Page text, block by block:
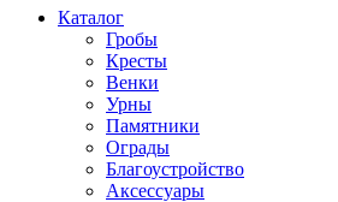
Каталог
Гробы
Кресты
Венки
Урны
Памятники
Ограды
Благоустройство
Аксессуары